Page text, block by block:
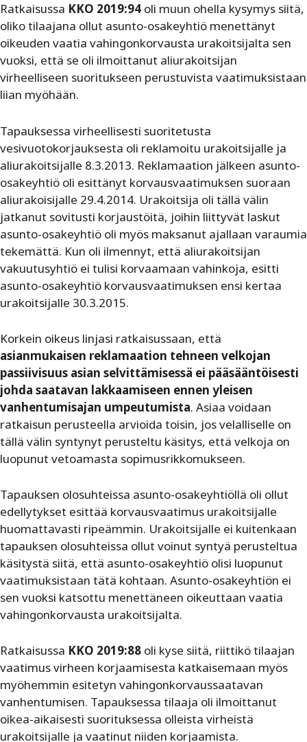
Ratkaisussa KKO 2019:94 oli muun ohella kysymys siitä,
oliko tilaajana ollut asunto-osakeyhtiö menettänyt
oikeuden vaatia vahingonkorvausta urakoitsijalta sen
vuoksi, että se oli ilmoittanut aliurakoitsijan
virheelliseen suoritukseen perustuvista vaatimuksistaan
liian myöhään.
Tapauksessa virheellisesti suoritetusta
vesivuotokorjauksesta oli reklamoitu urakoitsijalle ja
aliurakoitsijalle 8.3.2013. Reklamaation jälkeen asunto-
osakeyhtiö oli esittänyt korvausvaatimuksen suoraan
aliurakoisijalle 29.4.2014. Urakoitsija oli tällä välin
jatkanut sovitusti korjaustöitä, joihin liittyvät laskut
asunto-osakeyhtiö oli myös maksanut ajallaan varaumia
tekemättä. Kun oli ilmennyt, että aliurakoitsijan
vakuutusyhtiö ei tulisi korvaamaan vahinkoja, esitti
asunto-osakeyhtiö korvausvaatimuksen ensi kertaa
urakoitsijalle 30.3.2015.
Korkein oikeus linjasi ratkaisussaan, että
asianmukaisen reklamaation tehneen velkojan
passiivisuus asian selvittämisessä ei pääsääntöisesti
johda saatavan lakkaamiseen ennen yleisen
vanhentumisajan umpeutumista. Asiaa voidaan
ratkaisun perusteella arvioida toisin, jos velalliselle on
tällä välin syntynyt perusteltu käsitys, että velkoja on
luopunut vetoamasta sopimusrikkomukseen.
Tapauksen olosuhteissa asunto-osakeyhtiöllä oli ollut
edellytykset esittää korvausvaatimus urakoitsijalle
huomattavasti ripeämmin. Urakoitsijalle ei kuitenkaan
tapauksen olosuhteissa ollut voinut syntyä perusteltua
käsitystä siitä, että asunto-osakeyhtiö olisi luopunut
vaatimuksistaan tätä kohtaan. Asunto-osakeyhtiön ei
sen vuoksi katsottu menettäneen oikeuttaan vaatia
vahingonkorvausta urakoitsijalta.
Ratkaisussa KKO 2019:88 oli kyse siitä, riittikö tilaajan
vaatimus virheen korjaamisesta katkaisemaan myös
myöhemmin esitetyn vahingonkorvaussaatavan
vanhentumisen. Tapauksessa tilaaja oli ilmoittanut
oikea-aikaisesti suorituksessa olleista virheistä
urakoitsijalle ja vaatinut niiden korjaamista.